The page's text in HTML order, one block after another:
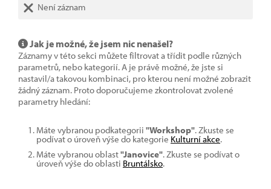
Není záznam
Jak je možné, že jsem nic nenašel?
Záznamy v této sekci můžete filtrovat a třídit podle různých
parametrů, nebo kategorií. A je právě možné, že jste si
nastavil/a takovou kombinaci, pro kterou není možné zobrazit
žádný záznam. Proto doporučujeme zkontrolovat zvolené
parametry hledání:
Máte vybranou podkategorii "Workshop". Zkuste se
podívat o úroveň výše do kategorie Kulturní akce.
Máte vybranou oblast"Janovice". Zkuste se podívat o
úroveň výše do oblasti Bruntálsko.